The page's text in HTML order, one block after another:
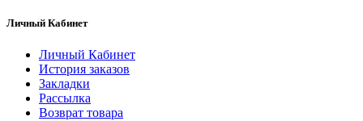
Личный Кабинет
Личный Кабинет
История заказов
Закладки
Рассылка
Возврат товара